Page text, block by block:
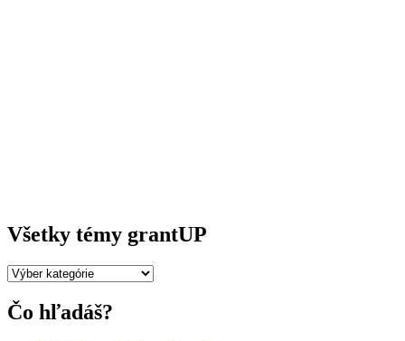
Všetky témy grantUP
Všetky
grantUP
Čo hľadáš?